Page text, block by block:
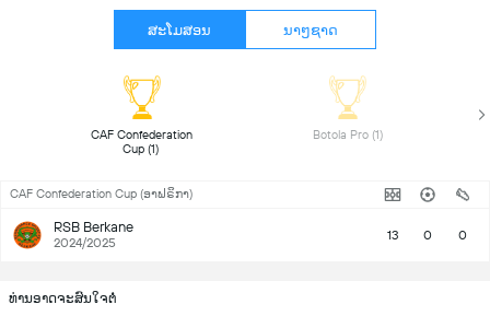
ສະໂມສອນ ນາໆຊາດ
CAF Confederation
Cup (1)
CAF Confederation Cup (ອາຟຣິກາ)
RSB Berkane
2024/2025 13 0 0
ທ່ານອາດຈະສົນໃຈຕໍ່